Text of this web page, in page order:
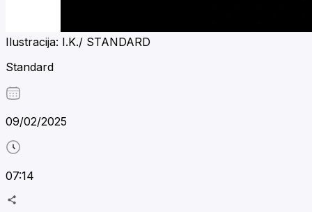
Ilustracija: I.K./ STANDARD
Standard
09/02/2025
07:14